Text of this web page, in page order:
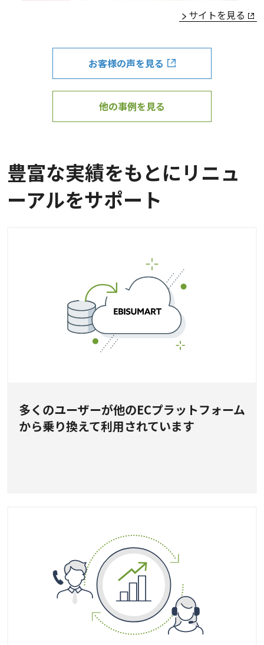
サイトを見る
お客様の声を見る
他の事例を見る
豊富な実績をもとにリニュ
ーアルをサポート
多くのユーザーが他のECプラットフォーム
から乗り換えて利用されています